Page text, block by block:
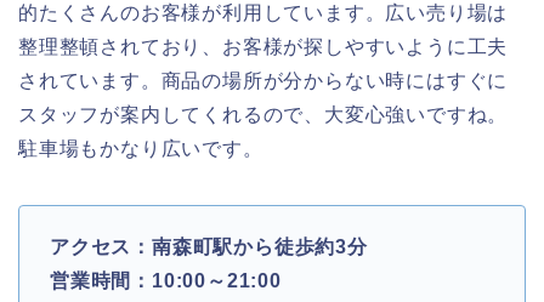
的たくさんのお客様が利用しています。広い売り場は
整理整頓されており、お客様が探しやすいように工夫
されています。商品の場所が分からない時にはすぐに
スタッフが案内してくれるので、大変心強いですね。
駐車場もかなり広いです。
アクセス：南森町駅から徒歩約3分
営業時間：10:00～21:00